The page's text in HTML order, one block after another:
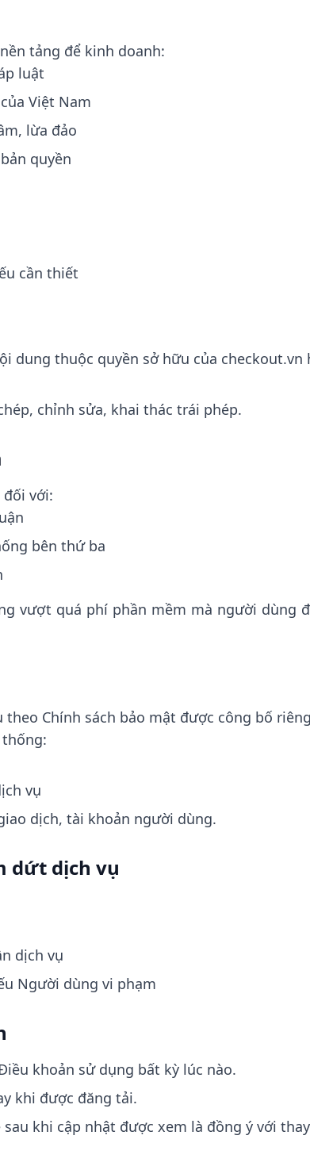
tảng để kinh doanh:
luật
Việt Nam
lừa đảo
quyền
cần thiết
dung thuộc quyền sở hữu của checkout.vn
chỉnh sửa, khai thác trái phép.
với:
bên thứ ba
vượt quá phí phần mềm mà người dùng
Chính sách bảo mật được công bố
vụ
dịch, tài khoản người dùng.
dứt dịch vụ
dịch vụ
Người dùng vi phạm
khoản sử dụng bất kỳ lúc nào.
khi được đăng tải.
khi cập nhật được xem là đồng ý với